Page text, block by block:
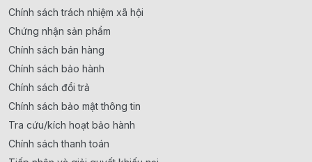
Chính sách trách nhiệm xã hội
Chứng nhận sản phẩm
Chính sách bán hàng
Chính sách bảo hành
Chính sách đổi trả
Chính sách bảo mật thông tin
Tra cứu/kích hoạt bảo hành
Chính sách thanh toán